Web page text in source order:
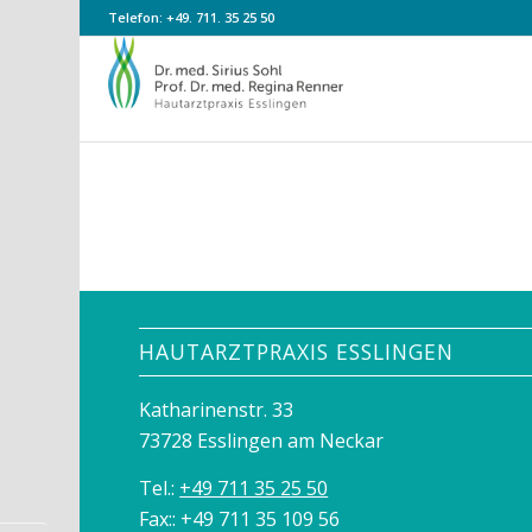
Zum
Inhalt
springen
Zur
Navigation
springen
Telefon:+49. 711. 35 25 50
HAUTARZTPRAXIS ESSLINGEN
Katharinenstr. 33
73728 Esslingen am Neckar
Tel.: +49 711 35 25 50
Fax:: +49 711 35 109 56